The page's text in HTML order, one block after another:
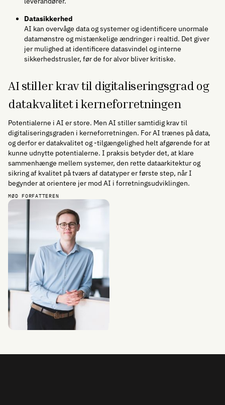
Datasikkerhed
AI kan overvåge data og systemer og identificere unormale
datamønstre og mistænkelige ændringer i realtid. Det giver
jer mulighed at identificere datasvindel og interne
sikkerhedstrusler, før de for alvor bliver kritiske.
AI stiller krav til digitaliseringsgrad og
datakvalitet i kerneforretningen
Potentialerne i AI er store. Men AI stiller samtidig krav til
digitaliseringsgraden i kerneforretningen. For AI trænes på data,
og derfor er datakvalitet og -tilgængelighed helt afgørende for at
kunne udnytte potentialerne. I praksis betyder det, at klare
sammenhænge mellem systemer, den rette dataarkitektur og
sikring af kvalitet på tværs af datatyper er første step, når I
begynder at orientere jer mod AI i forretningsudviklingen.
MØD FORFATTEREN
Specialist